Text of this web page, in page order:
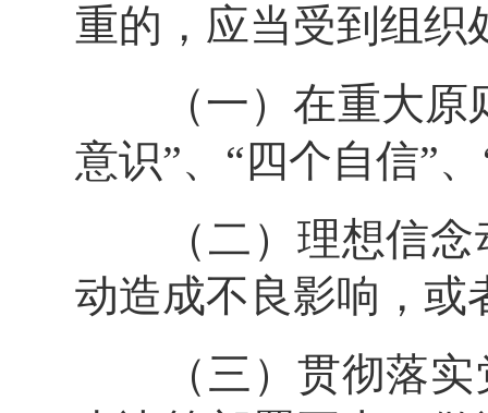
重的，应当受到组织
（一）在重大原则
意识”、“四个自信”
（二）理想信念
动造成不良影响，或
（三）贯彻落实